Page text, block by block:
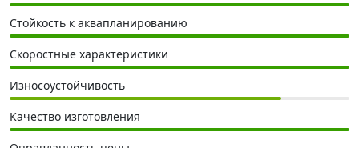
Стойкость к аквапланированию
Скоростные характеристики
Износоустойчивость
Качество изготовления